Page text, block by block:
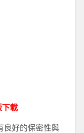
載
良好的保密性與